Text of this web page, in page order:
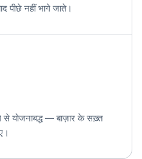
पीछे नहीं भागे जाते।
से योजनाबद्ध — बाज़ार के सख़्त